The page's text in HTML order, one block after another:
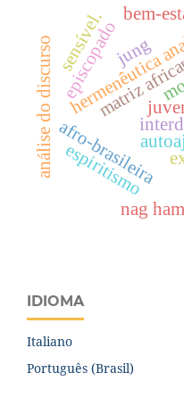
matriz
hermenêutica
afro-brasileira
episcopado
análise do discurso espiritismo
bem-
nag
jung
sensível.
IDIOMA
Italiano
Português (Brasil)